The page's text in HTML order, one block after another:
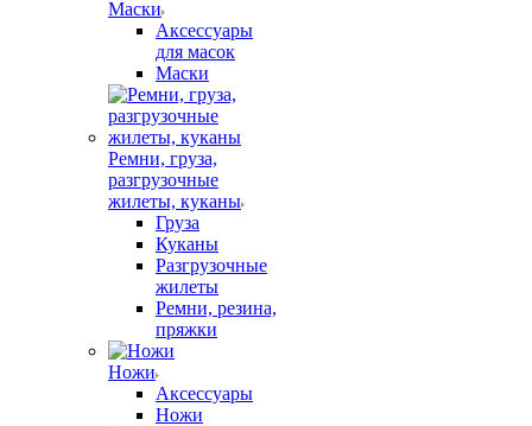
Маски
Аксессуары
для масок
Маски
Ремни, груза,
разгрузочные
жилеты, куканы
Груза
Куканы
Разгрузочные
жилеты
Ремни, резина,
пряжки
Ножи
Аксессуары
Ножи